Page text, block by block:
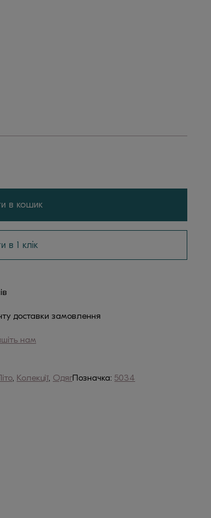
в кошик
в 1 клік
доставки замовлення
нам
, Колекції, ОдягПозначка: 5034